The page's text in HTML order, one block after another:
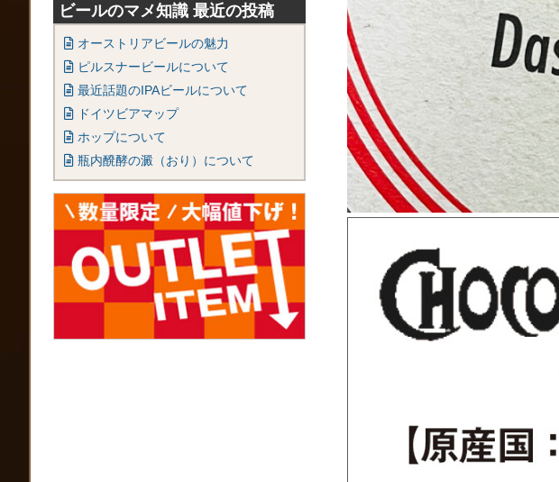
ビールのマメ知識 最近の投稿
オーストリアビールの魅力
ピルスナービールについて
最近話題のIPAビールについて
ドイツビアマップ
ホップについて
瓶内醗酵の澱（おり）について